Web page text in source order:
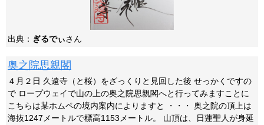
出典： ぎるでぃさん
奥之院思親閣
４月２日 久遠寺（と桜）をざっくりと見回した後 せっかくですの
で ロープウェイで山の上の奥之院思親閣へと行ってみますことに
こちらは某ホムペの境内案内によりますと ・・・ 奥之院の頂上は
海抜1247メートルで標高1153メートル。 山頂は、日蓮聖人が身延